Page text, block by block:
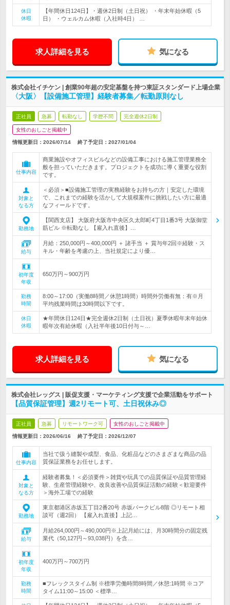
休日
休暇
【年間休日124日】・週休2日制（土日祝） ・年末年始休暇（5
日） ・ウェルカム休暇（入社時4日） …
求人詳細を見る 気になる
株式会社イチケン | 創業90年超の安定基盤を持つ東証スタンダード上場企業
〈大阪〉【設備施工管理】経験者募集／転勤原則なし
正社員 急募 転勤なし 学歴不問 完全週休2日制
女性のおしごと掲載中
情報更新日：2026/07/14 終了予定日： 2027/01/04
仕事内容
商業施設やオフィスビルなどの設備工事における施工管理業務全
般を担っていただきます。プロジェクトを成功に導く重要な役割
です。
対象と
なる方
＜必須＞■設備施工管理の実務経験をお持ちの方｜安定した環境
で、これまでの経験を活かして大規模案件に挑戦したい方に最適
なフィールドです。
勤務地
【関西支店】 大阪府大阪市中央区久太郎町4丁目1番3号 大阪御堂
筋ビル ※転勤なし 【雇入れ直後】…
給与
月給：250,000円～400,000円 ＋ 諸手当 ＋ 賞与年2回※経験・ス
キル・年齢を考慮の上、当社規定により優…
初年度
年収
650万円～900万円
勤務
時間
8:00～17:00（実働8時間／休憩1時間）時間外労働有無：有※月
平均残業時間は30時間以下です。
休日
休暇
★年間休日124日★完全週休2日制（土日祝）夏季休暇年末年始休
暇年次有給休暇（入社半年後10日付与～…
求人詳細を見る 気になる
株式会社レッグス | 販促支援・マーケティング支援で企業活動をサポート
【品質保証管理】週2リモート可、土日祝休み◎
正社員 急募 リモートワーク可 女性のおしごと掲載中
情報更新日：2026/06/16 終了予定日： 2026/12/07
仕事内容
当社で扱う縫製や成型、食品、化粧品などのさまざまな商品の品
質保証業務をお任せします。
対象と
なる方
経験者募集！＜必須要件＞雑貨や玩具での品質保証や品質管理経
験、生産管理経験や、改良改善や品質保証活動の経験＜歓迎要件
＞海外工場での経験
勤務地
東京都港区赤坂五丁目2番20号 赤坂パークビル8階 ◎リモート相
談可（週2回） 【雇入れ直後】上記…
給与
月給264,000円～490,000円※上記月給には、月30時間分の固定残
業代（50,127円～93,038円）を含…
初年度
年収
400万円～700万円
勤務
時間
■フレックスタイム制 ※標準労働時間8時間／休憩:1時間 ※コア
タイム11:00～15:00 ＜標準…